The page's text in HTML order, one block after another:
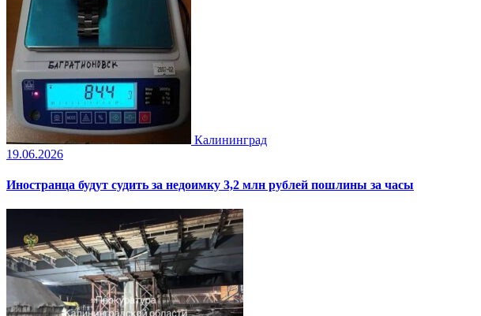
Калининград
19.06.2026
Иностранца будут судить за недоимку 3,2 млн рублей пошлины за часы